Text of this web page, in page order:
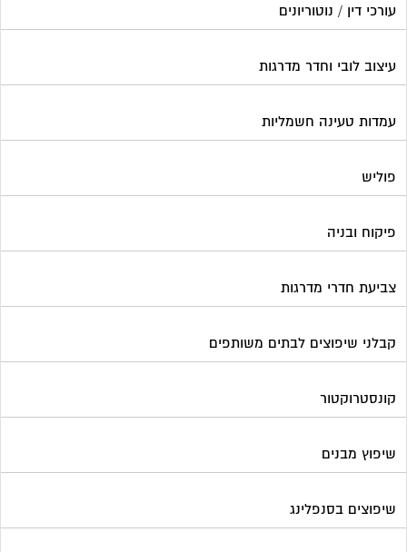
עורכי דין / נוטוריונים
עיצוב לובי וחדר מדרגות
עמדות טעינה חשמליות
פוליש
פיקוח ובניה
צביעת חדרי מדרגות
קבלני שיפוצים לבתים משותפים
קונסטרוקטור
שיפוץ מבנים
שיפוצים בסנפלינג